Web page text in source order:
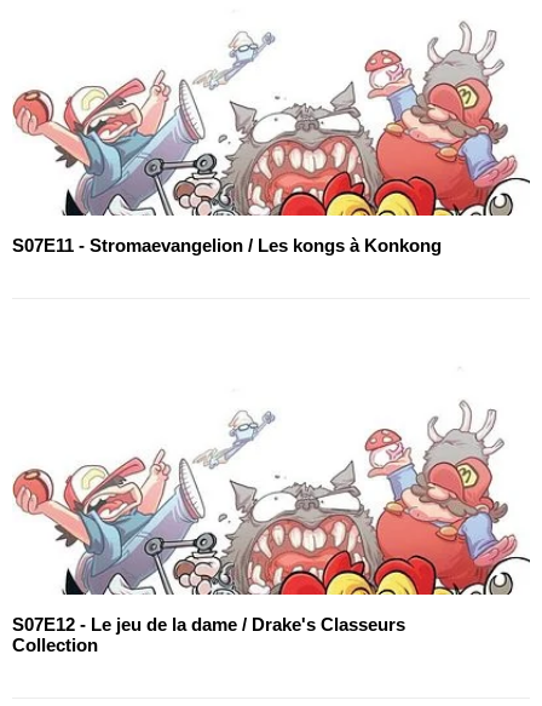
S07E11 - Stromaevangelion / Les kongs à Konkong
S07E12 - Le jeu de la dame / Drake's Classeurs
Collection